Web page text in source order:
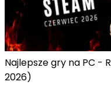
Najlepsze gry na PC -
2026)